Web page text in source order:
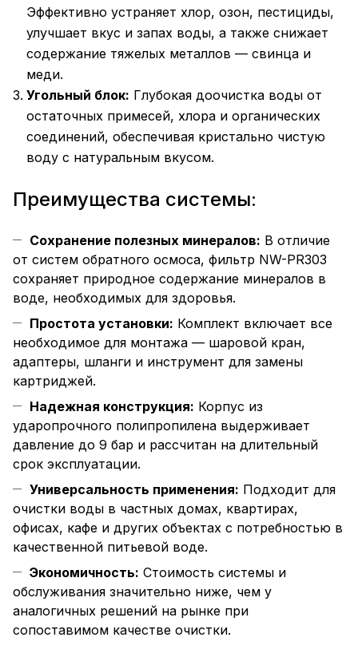
Эффективно устраняет хлор, озон, пестициды,
улучшает вкус и запах воды, а также снижает
содержание тяжелых металлов — свинца и
меди.
Угольный блок: Глубокая доочистка воды от
остаточных примесей, хлора и органических
соединений, обеспечивая кристально чистую
воду с натуральным вкусом.
Преимущества системы:
Сохранение полезных минералов: В отличие
от систем обратного осмоса, фильтр NW-PR303
сохраняет природное содержание минералов в
воде, необходимых для здоровья.
Простота установки: Комплект включает все
необходимое для монтажа — шаровой кран,
адаптеры, шланги и инструмент для замены
картриджей.
Надежная конструкция: Корпус из
ударопрочного полипропилена выдерживает
давление до 9 бар и рассчитан на длительный
срок эксплуатации.
Универсальность применения: Подходит для
очистки воды в частных домах, квартирах,
офисах, кафе и других объектах с потребностью в
качественной питьевой воде.
Экономичность: Стоимость системы и
обслуживания значительно ниже, чем у
аналогичных решений на рынке при
сопоставимом качестве очистки.